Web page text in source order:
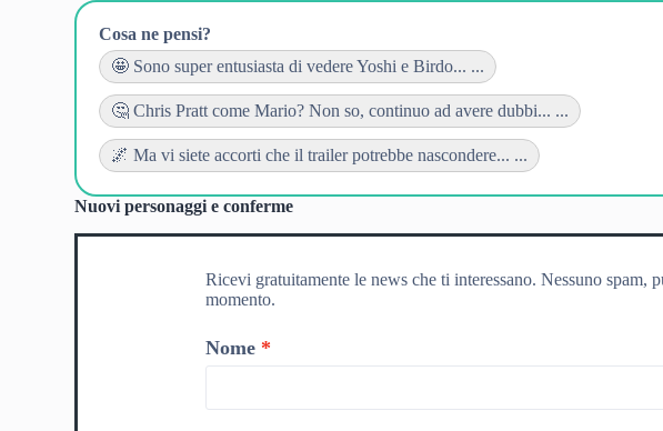
Cosa ne pensi?
🤩 Sono super entusiasta di vedere Yoshi e Birdo... ...
🤔 Chris Pratt come Mario? Non so, continuo ad avere dubbi... ...
🌌 Ma vi siete accorti che il trailer potrebbe nascondere... ...
Nuovi personaggi e conferme
Ricevi gratuitamente le news che ti interessano. Nessuno spam,
momento.
Nome